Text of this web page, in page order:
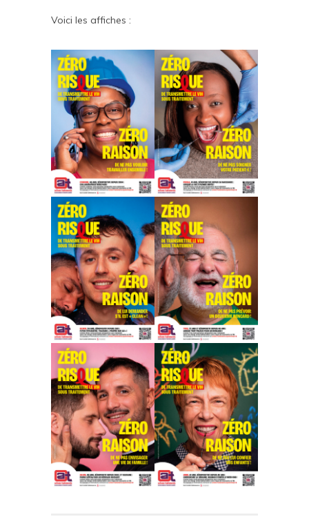
Voici les affiches :